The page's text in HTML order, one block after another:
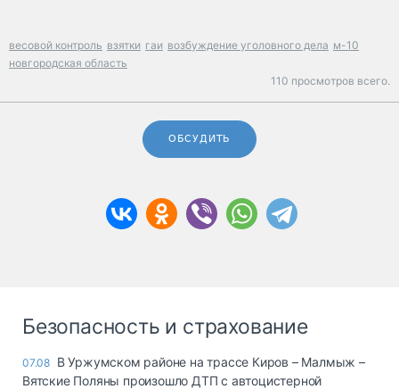
весовой контроль взятки гаи возбуждение уголовного дела м-10
новгородская область
110 просмотров всего.
ОБСУДИТЬ
Безопасность и страхование
07.08 В Уржумском районе на трассе Киров – Малмыж –
Вятские Поляны произошло ДТП с автоцистерной